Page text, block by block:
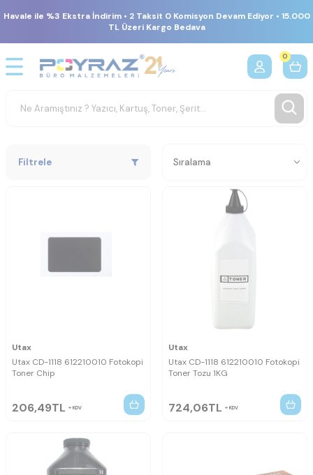
Havale ile %3 Ekstra İndirim • 2 Taksit 0 Komisyon Devam Ediyor • 15.000
TL Üzeri Kargo Bedava
0
Filtrele
Utax
Utax CD-1118 612210010 Fotokopi
Toner Chip
206,49TL KDV
Utax
Utax CD-1118 612210010 Fotokopi
Toner Tozu 1KG
724,06TL KDV